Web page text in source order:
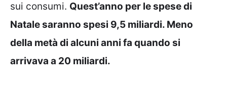
sui consumi. Quest’anno per le spese di
Natale saranno spesi 9,5 miliardi. Meno
della metà di alcuni anni fa quando si
arrivava a 20 miliardi.